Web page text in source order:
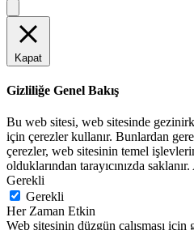
Kapat
Gizliliğe Genel Bakış
Bu web sitesi, web sitesinde
için çerezler kullanır. Bunlardan
çerezler, web sitesinin temel
olduklarından tarayıcınızda
Gerekli
Gerekli
Her Zaman Etkin
Web sitesinin düzgün çalışması